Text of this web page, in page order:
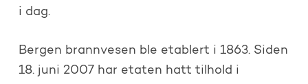
i dag.
Bergen brannvesen ble etablert i 1863. Siden
18. juni 2007 har etaten hatt tilhold i